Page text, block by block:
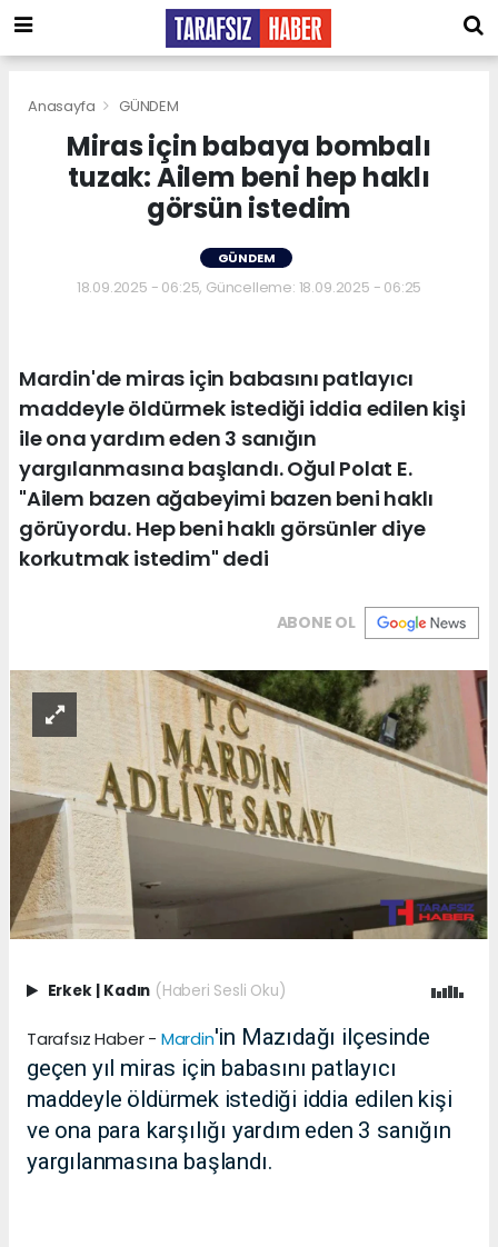
Anasayfa GÜNDEM
Miras için babaya bombalı
tuzak: Ailem beni hep haklı
görsün istedim
GÜNDEM
18.09.2025 - 06:25, Güncelleme: 18.09.2025 - 06:25
Mardin'de miras için babasını patlayıcı
maddeyle öldürmek istediği iddia edilen kişi
ile ona yardım eden 3 sanığın
yargılanmasına başlandı. Oğul Polat E.
"Ailem bazen ağabeyimi bazen beni haklı
görüyordu. Hep beni haklı görsünler diye
korkutmak istedim" dedi
ABONE OL
Erkek | Kadın (Haberi Sesli Oku)
Tarafsız Haber - Mardin'in Mazıdağı ilçesinde
geçen yıl miras için babasını patlayıcı
maddeyle öldürmek istediği iddia edilen kişi
ve ona para karşılığı yardım eden 3 sanığın
yargılanmasına başlandı.